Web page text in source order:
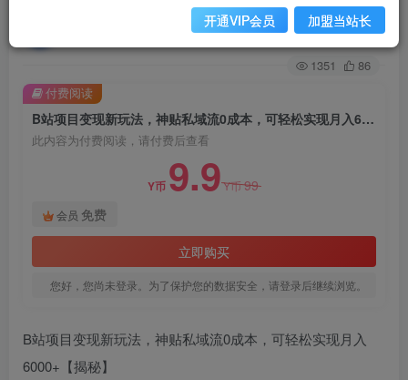
关注
1351 86
B站项目变现新玩法，神贴私域流0成本，可轻松实现月入6000+【揭秘】
此内容为付费阅读，请付费后查看
Y币 9.9Y币99
会员 免费
立即购买
您好，您尚未登录。为了保护您的数据安全，请登录后继续浏览。
付费阅读
B站项目变现新玩法，神贴私域流0成本，可轻松实现月入
6000+【揭秘】
开通VIP会员 加盟当站长